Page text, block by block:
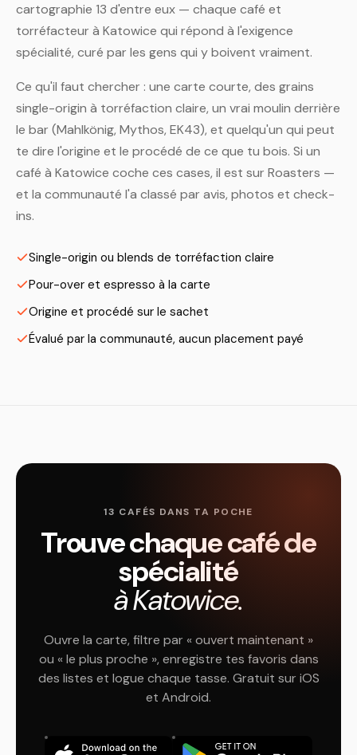
cartographie 13 d'entre eux — chaque café et
torréfacteur à Katowice qui répond à l'exigence
spécialité, curé par les gens qui y boivent vraiment.
Ce qu'il faut chercher : une carte courte, des grains
single-origin à torréfaction claire, un vrai moulin derrière
le bar (Mahlkönig, Mythos, EK43), et quelqu'un qui peut
te dire l'origine et le procédé de ce que tu bois. Si un
café à Katowice coche ces cases, il est sur Roasters —
et la communauté l'a classé par avis, photos et check-
ins.
Single-origin ou blends de torréfaction claire
Pour-over et espresso à la carte
Origine et procédé sur le sachet
Évalué par la communauté, aucun placement payé
13 CAFÉS DANS TA POCHE
Trouve chaque café de
spécialité
à Katowice.
Ouvre la carte, filtre par « ouvert maintenant »
ou « le plus proche », enregistre tes favoris dans
des listes et logue chaque tasse. Gratuit sur iOS
et Android.